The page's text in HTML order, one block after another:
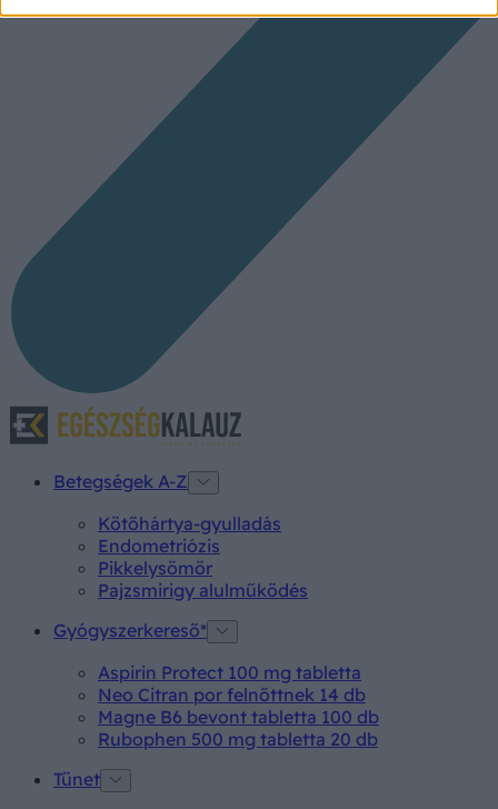
Betegségek A-Z
Kötőhártya-gyulladás
Endometriózis
Pikkelysömör
Pajzsmirigy alulműködés
Gyógyszerkereső*
Aspirin Protect 100 mg tabletta
Neo Citran por felnőttnek 14 db
Magne B6 bevont tabletta 100 db
Rubophen 500 mg tabletta 20 db
Tünet